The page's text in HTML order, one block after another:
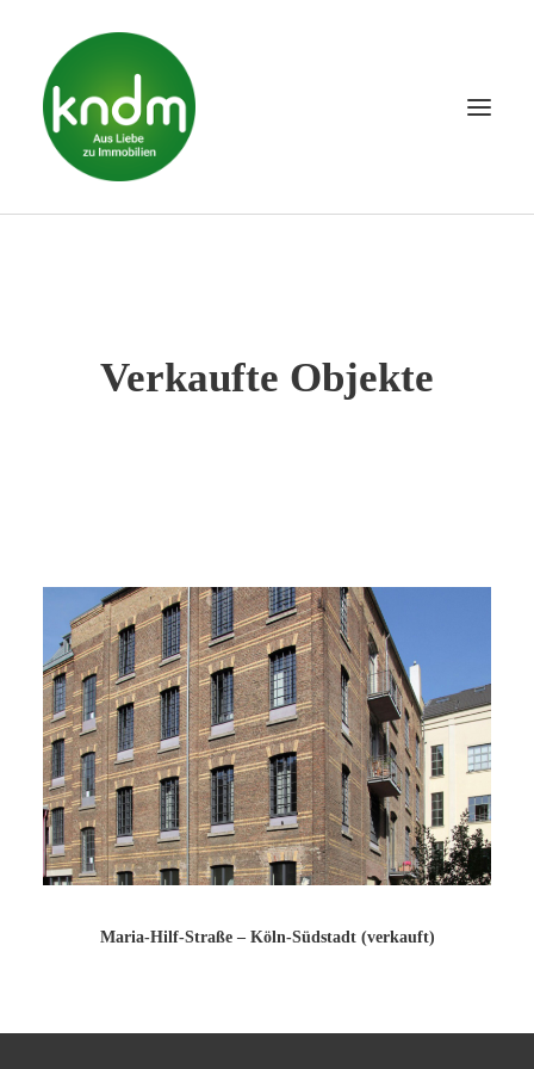
Verkaufte Objekte
Maria-Hilf-Straße – Köln-Südstadt (verkauft)